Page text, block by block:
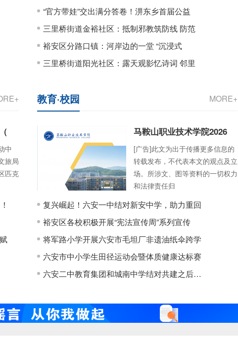
“官方带娃”交出满分答卷！淠东乡首届公益
三里桥街道金裕社区：抵制邪教筑防线 防范
裕安区分路口镇：河岸边的一堂 “沉浸式
三里桥街道阳光社区：露天观影忆诗词 邻里
中
旅局
匹克
教育·校园 MORE+
马鞍山职业技术学院2026
[广告]此文为出于传播更多信息的
转载发布，不代表本文的观点及立
场。所涉文、图等资料的一切权力
和法律责任归
复兴崛起！六安一中结对新安中学，助力重回
裕安区各校积极开展“宪法宣传周”系列宣传
将军路小学开展六安市毛坦厂非遗油纸伞跨学
六安市中小学生田径运动会暨体质健康达标赛
六安二中教育集团和城南中学结对共建之后…